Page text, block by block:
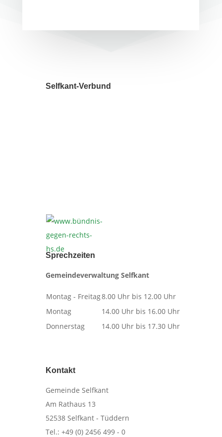
Selfkant-Verbund
Sprechzeiten
Gemeindeverwaltung Selfkant
Montag - Freitag8.00 Uhr bis 12.00 Uhr
Montag
14.00 Uhr bis 16.00 Uhr
Donnerstag
14.00 Uhr bis 17.30 Uhr
Kontakt
​Gemeinde Selfkant
Am Rathaus 13
52538 Selfkant - Tüddern
Tel.: +49 (0) 2456 499 - 0